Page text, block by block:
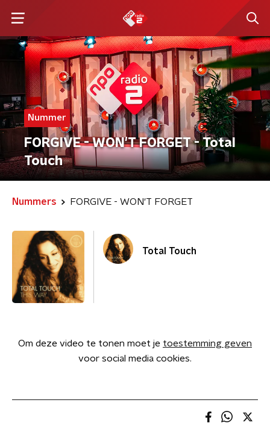
Nummer
FORGIVE - WON'T FORGET - Total
Touch
Nummers FORGIVE - WON'T FORGET
Total Touch
Om deze video te tonen moet je toestemming geven
voor social media cookies.